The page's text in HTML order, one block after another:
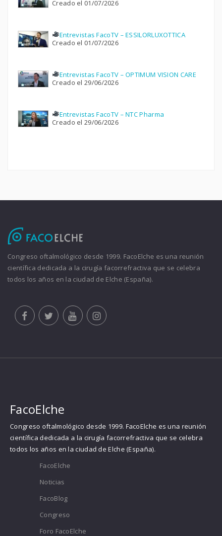
Creado el 01/07/2026
Entrevistas FacoTV – ESSILORLUXOTTICA
Creado el 01/07/2026
Entrevistas FacoTV – OPTIMUM VISION CARE
Creado el 29/06/2026
Entrevistas FacoTV – NTC Pharma
Creado el 29/06/2026
Congreso oftalmológico desde 1999. FacoElche es una reunión
científica dedicada a la cirugía facorrefractiva que se celebra
todos los años en la ciudad de Elche (España).
FacoElche
Congreso oftalmológico desde 1999. FacoElche es una reunión
científica dedicada a la cirugía facorrefractiva que se celebra
todos los años en la ciudad de Elche (España).
FacoElche
Noticias
FacoBlog
Congreso
Foro FacoElche